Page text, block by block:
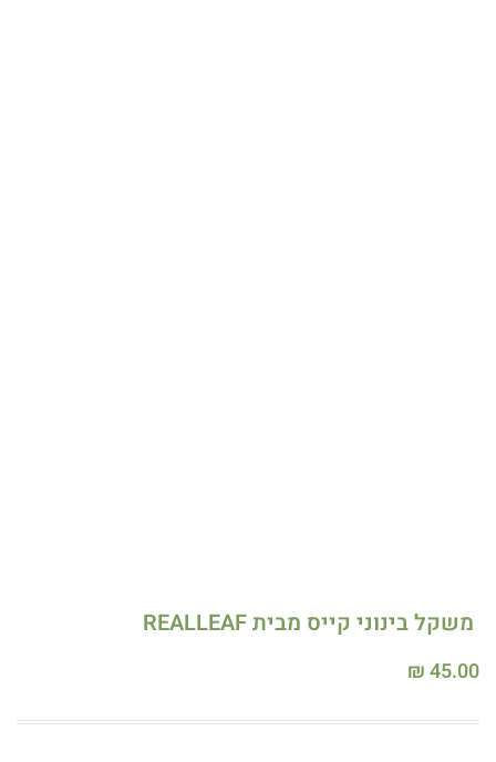
משקל בינוני קייס מבית REALLEAF
₪45.00